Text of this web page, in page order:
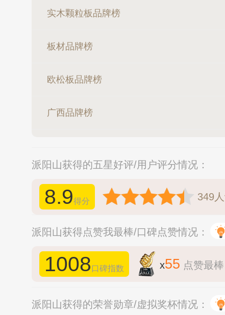
实木颗粒板品牌榜
板材品牌榜
欧松板品牌榜
广西品牌榜
派阳山获得的五星好评/用户评分情况：
8.9得分 349
派阳山获得点赞我最棒/口碑点赞情况：
1008口碑指数 x55 点赞最棒
派阳山获得的荣誉勋章/虚拟奖杯情况：